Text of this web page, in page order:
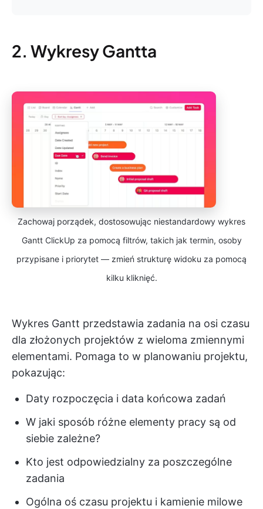
2. Wykresy Gantta
Zachowaj porządek, dostosowując niestandardowy wykres
Gantt ClickUp za pomocą filtrów, takich jak termin, osoby
przypisane i priorytet — zmień strukturę widoku za pomocą
kilku kliknięć.
Wykres Gantt przedstawia zadania na osi czasu
dla złożonych projektów z wieloma zmiennymi
elementami. Pomaga to w planowaniu projektu,
pokazując:
Daty rozpoczęcia i data końcowa zadań
W jaki sposób różne elementy pracy są od
siebie zależne?
Kto jest odpowiedzialny za poszczególne
zadania
Ogólna oś czasu projektu i kamienie milowe